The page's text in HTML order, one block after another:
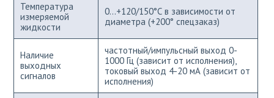
Температура
измеряемой
жидкости
0...+120/150°С в зависимости от
диаметра (+200° спецзаказ)
Наличие
выходных
сигналов
частотный/импульсный выход 0-
1000 Гц (зависит от исполнения),
токовый выход 4-20 мА (зависит от
исполнения)